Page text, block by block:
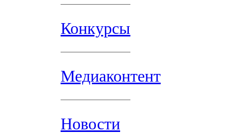
Конкурсы
Медиаконтент
Новости